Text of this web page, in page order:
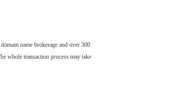
name brokerage and over 300
whole transaction process may take